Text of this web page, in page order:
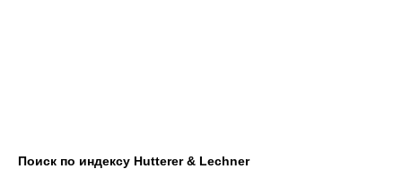
Поиск по индексу Hutterer & Lechner